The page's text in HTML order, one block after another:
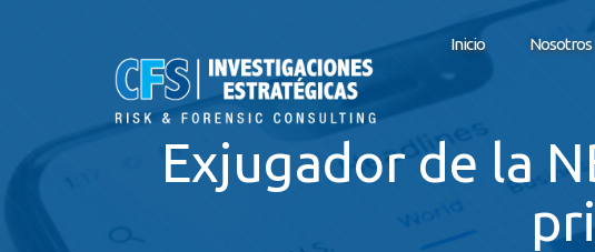
Inicio Nosotros
Exjugador de la